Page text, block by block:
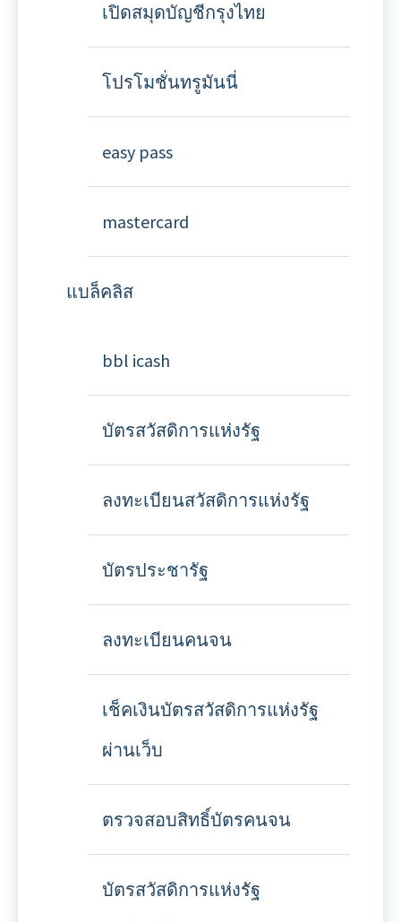
เปิดสมุดบัญชีกรุงไทย
โปรโมชั่นทรูมันนี่
easy pass
mastercard
แบล็คลิส
bbl icash
บัตรสวัสดิการแห่งรัฐ
ลงทะเบียนสวัสดิการแห่งรัฐ
บัตรประชารัฐ
ลงทะเบียนคนจน
เช็คเงินบัตรสวัสดิการแห่งรัฐ
ผ่านเว็บ
ตรวจสอบสิทธิ์บัตรคนจน
บัตรสวัสดิการแห่งรัฐ